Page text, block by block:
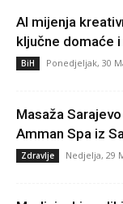
AI mijenja
ključne domaće
BiH Ponedjeljak, 30
Masaža
Amman Spa iz
Zdravlje Nedjelja, 29